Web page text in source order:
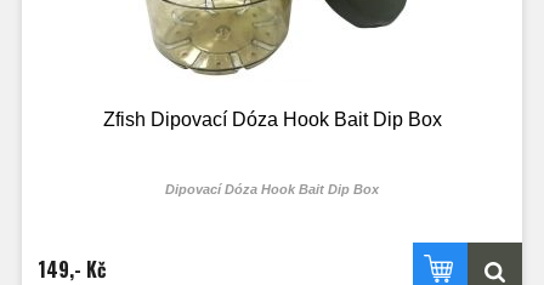
Zfish Dipovací Dóza Hook Bait Dip Box
Dipovací Dóza Hook Bait Dip Box
149,- Kč